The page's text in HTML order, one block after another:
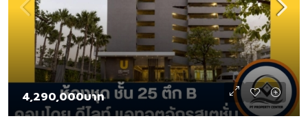
4,290,000บาท